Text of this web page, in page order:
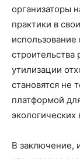
организаторы
практики в
утилизации
становятся не
платформой
экологических
В заключение,